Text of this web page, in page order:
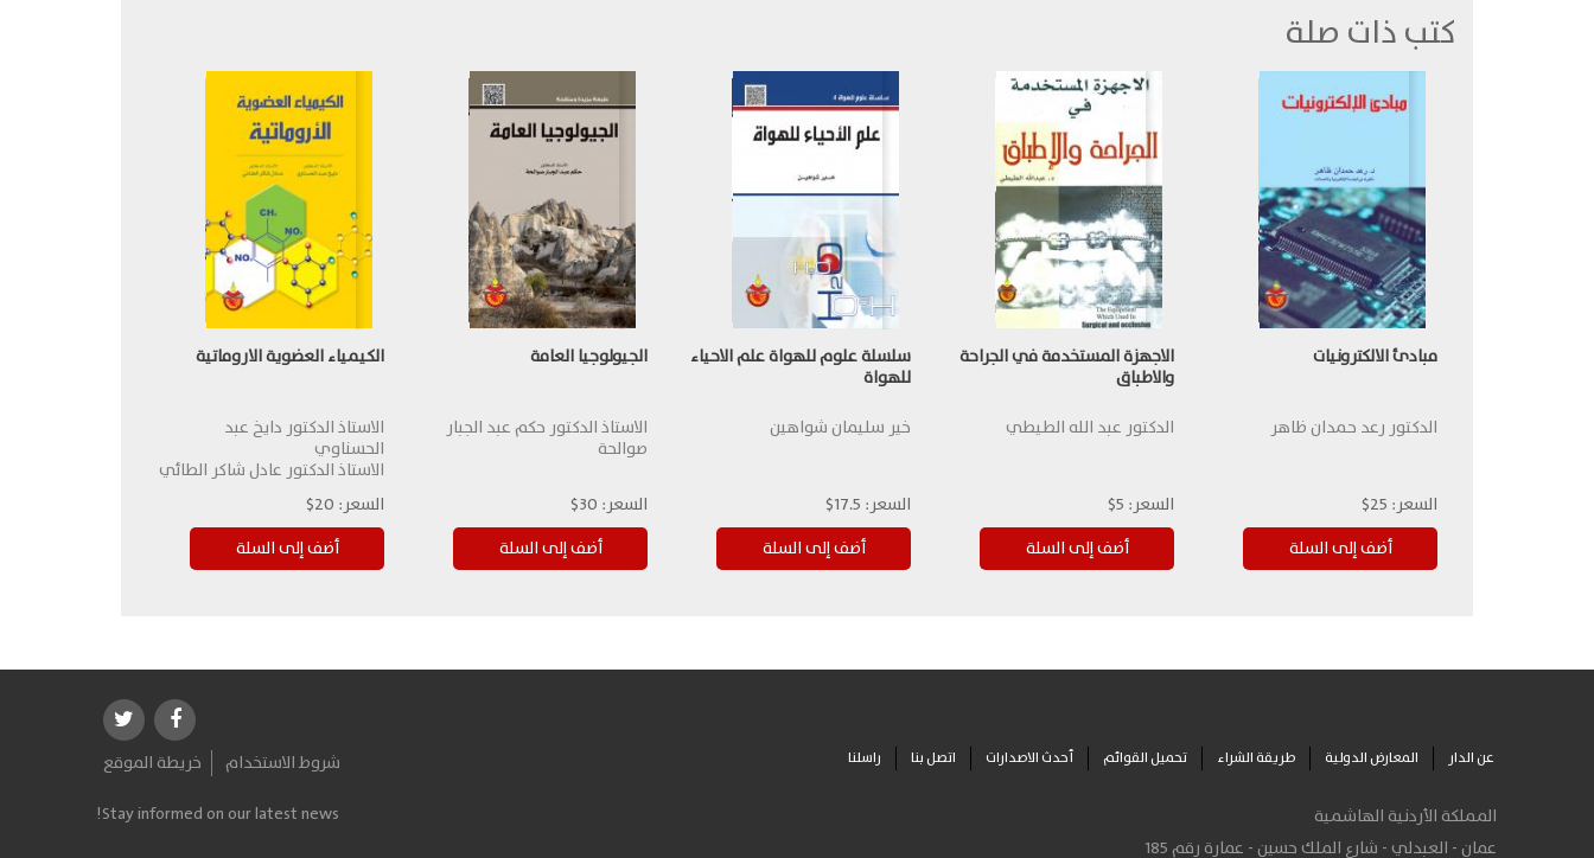
كتب ذات صلة
مبادئ الالكترونيات
الدكتور رعد حمدان ظاهر
السعر: 25$
الاجهزة المستخدمة في الجراحة
والاطباق
الدكتور عبد الله الطيطي
السعر: 5$
سلسلة علوم للهواة علم الاحياء
للهواة
خير سليمان شواهين
السعر: 17.5$
الجيولوجيا العامة
الاستاذ الدكتور حكم عبد الجبار
صوالحة
السعر: 30$
الكيمياء العضوية الاروماتية
الاستاذ الدكتور دايخ عبد
الحسناوي
الاستاذ الدكتور عادل شاكر الطائي
السعر: 20$
عن الدار المعارض الدولية طريقة الشراء تحميل القوائم أحدث الاصدارات اتصل بنا راسلنا
المملكة الأردنية الهاشمية
عمان - العبدلي - شارع الملك حسين - عمارة رقم 185
شروط الاستخدام
خريطة الموقع
Stay informed on our latest news!